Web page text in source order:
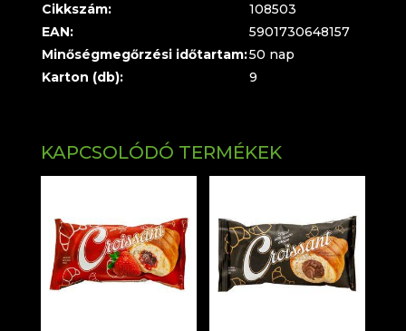
Cikkszám:
108503
EAN:
5901730648157
Minőségmegőrzési időtartam:50 nap
Karton (db):
9
KAPCSOLÓDÓ TERMÉKEK